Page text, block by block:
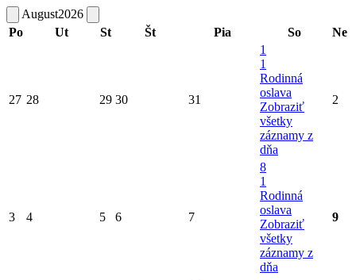
August2026
Po
Ut St Št Pia So Ne
27 28 29 30 31
1
1
Rodinná
oslava
Zobraziť
všetky
záznamy z
dňa
2
3 4 5 6 7
8
1
Rodinná
oslava
Zobraziť
všetky
záznamy z
dňa
9